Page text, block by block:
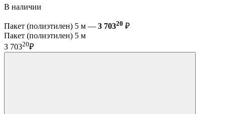
В наличии
Пакет (полиэтилен) 5 м — 3 70320 ₽
Пакет (полиэтилен) 5 м
3 70320₽